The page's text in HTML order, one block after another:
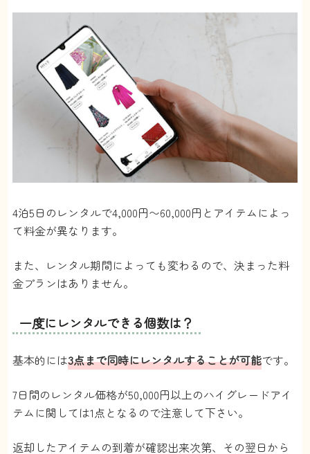
4泊5日のレンタルで4,000円〜60,000円とアイテムによっ
て料金が異なります。
また、レンタル期間によっても変わるので、決まった料
金プランはありません。
一度にレンタルできる個数は？
基本的には3点まで同時にレンタルすることが可能です。
7日間のレンタル価格が50,000円以上のハイグレードアイ
テムに関しては1点となるので注意して下さい。
返却したアイテムの到着が確認出来次第、その翌日から